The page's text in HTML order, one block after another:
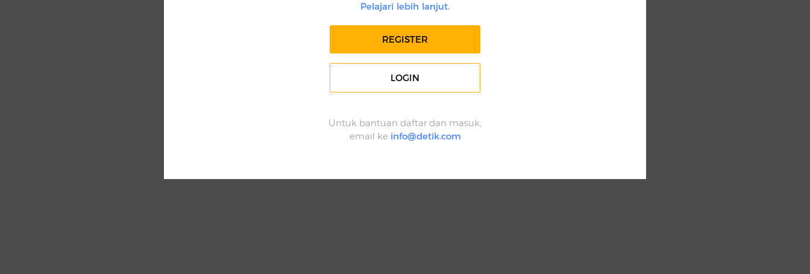
Pelajari lebih lanjut.
REGISTER
LOGIN
Untuk bantuan daftar dan masuk,
email ke info@detik.com